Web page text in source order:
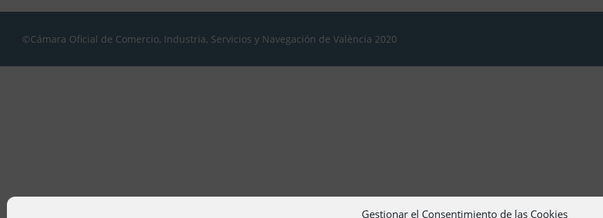
Gestionar el Consentimiento de las Cookies
©Cámara Oficial de Comercio, Industria, Servicios y Navegación de València 2020